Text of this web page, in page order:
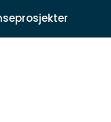
oss | Fagartikler